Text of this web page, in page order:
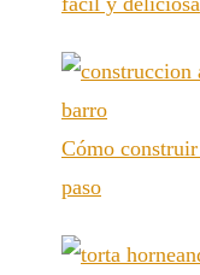
Cómo
paso